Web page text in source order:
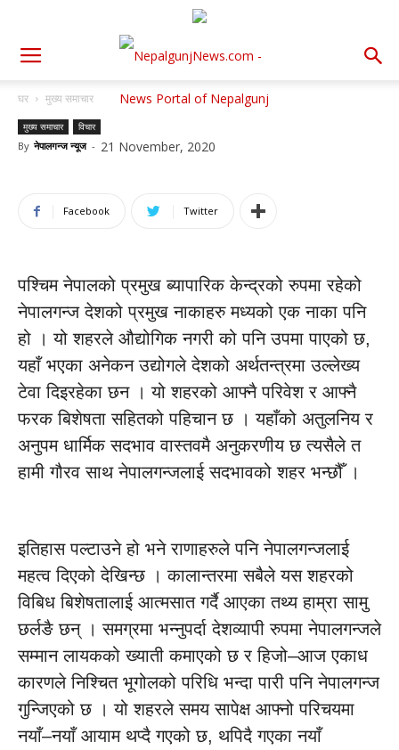
घर मुख्य समाचार
मुख्य समाचार विचार
By नेपालगन्ज न्यूज - 21 November, 2020
Facebook Twitter
पश्चिम नेपालको प्रमुख ब्यापारिक केन्द्रको रुपमा रहेको
नेपालगन्ज देशको प्रमुख नाकाहरु मध्यको एक नाका पनि
हो । यो शहरले औद्योगिक नगरी को पनि उपमा पाएको छ,
यहाँ भएका अनेकन उद्योगले देशको अर्थतन्त्रमा उल्लेख्य
टेवा दिइरहेका छन । यो शहरको आफ्नै परिवेश र आफ्नै
फरक बिशेषता सहितको पहिचान छ । यहाँको अतुलनिय र
अनुपम धार्मिक सदभाव वास्तवमै अनुकरणीय छ त्यसैले त
हामी गौरव साथ नेपालगन्जलाई सदभावको शहर भन्छौँ ।
इतिहास पल्टाउने हो भने राणाहरुले पनि नेपालगन्जलाई
महत्व दिएको देखिन्छ । कालान्तरमा सबैले यस शहरको
विबिध बिशेषतालाई आत्मसात गर्दै आएका तथ्य हाम्रा सामु
छर्लङै छन् । समग्रमा भन्नुपर्दा देशव्यापी रुपमा नेपालगन्जले
सम्मान लायकको ख्याती कमाएको छ र हिजो–आज एकाध
कारणले निश्चित भूगोलको परिधि भन्दा पारी पनि नेपालगन्ज
गुन्जिएको छ । यो शहरले समय सापेक्ष आफ्नो परिचयमा
नयाँ–नयाँ आयाम थप्दै गएको छ, थपिदै गएका नयाँ